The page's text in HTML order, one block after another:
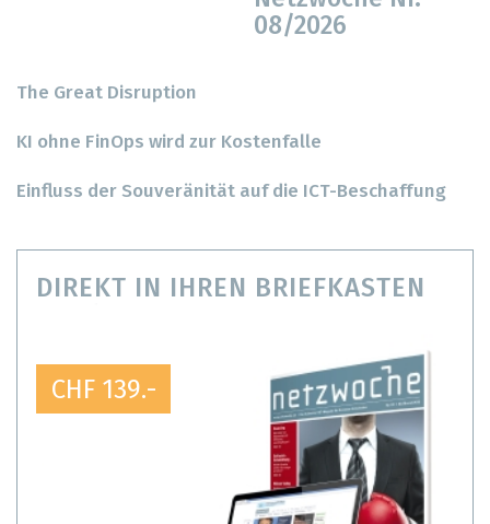
08/2026
The Great Disruption
KI ohne FinOps wird zur Kostenfalle
Einfluss der Souveränität auf die ICT-Beschaffung
DIREKT IN IHREN BRIEFKASTEN
CHF 139.-